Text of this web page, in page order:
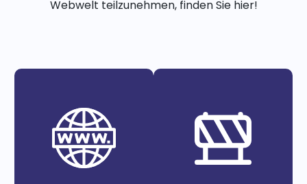
Webwelt teilzunehmen, finden Sie hier!